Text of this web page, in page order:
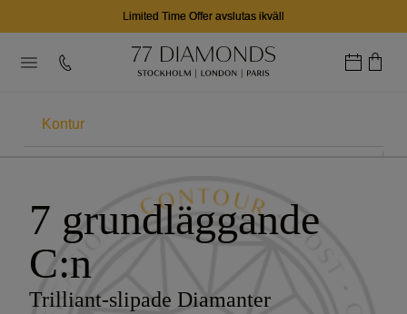
Limited Time Offer avslutas ikväll
Karat
Färg
Klarhet
Kontur
7 grundläggande
C:n
Trilliant-slipade Diamanter